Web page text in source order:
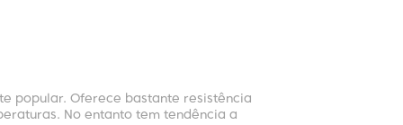
popular. Oferece bastante resistência
No entanto tem tendência a